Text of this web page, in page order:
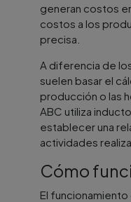
generan costos
costos a los
precisa.
A diferencia de
suelen basar el
producción o las
ABC utiliza
establecer una
actividades
Cómo
El